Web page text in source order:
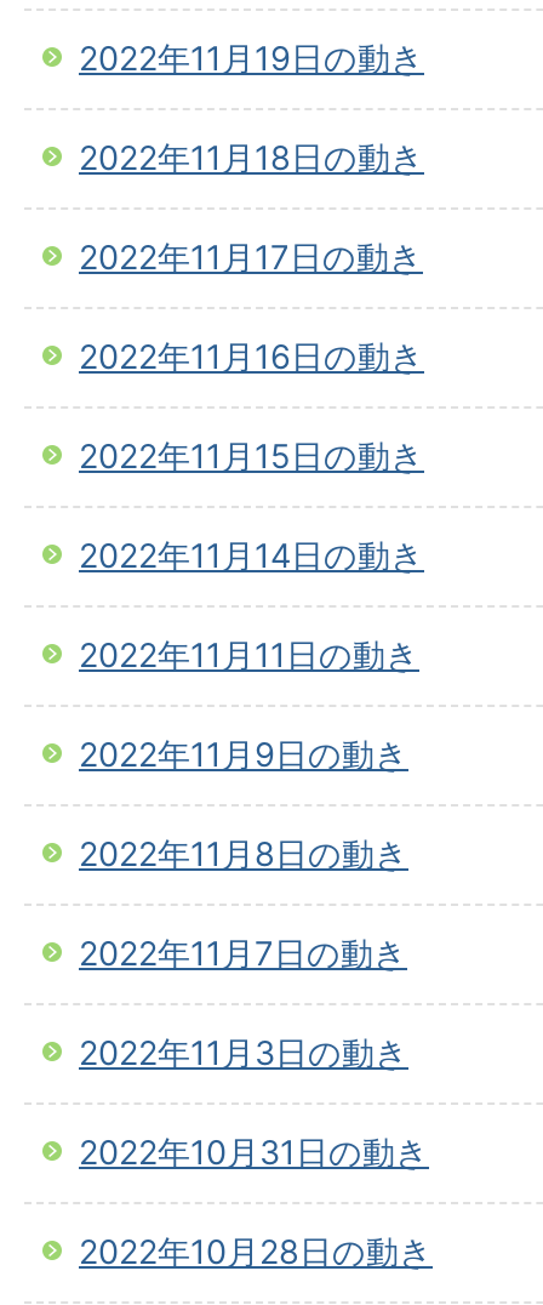
2022年11月19日の動き
2022年11月18日の動き
2022年11月17日の動き
2022年11月16日の動き
2022年11月15日の動き
2022年11月14日の動き
2022年11月11日の動き
2022年11月9日の動き
2022年11月8日の動き
2022年11月7日の動き
2022年11月3日の動き
2022年10月31日の動き
2022年10月28日の動き